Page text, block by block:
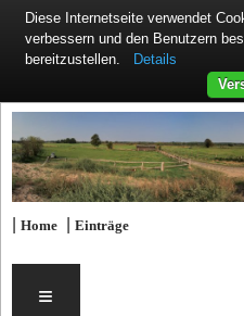
|Home |Einträge
≡
Diese Internetseite verwendet
verbessern und den Benutzern
bereitzustellen.
Details